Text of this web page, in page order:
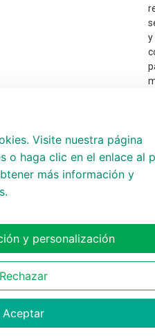
y
Visite nuestra página
o haga clic en el enlace al
más información y
y personalización
Rechazar
Aceptar